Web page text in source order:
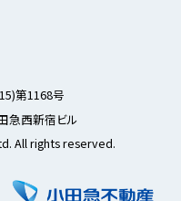
第1168号
急西新宿ビル
All rights reserved.